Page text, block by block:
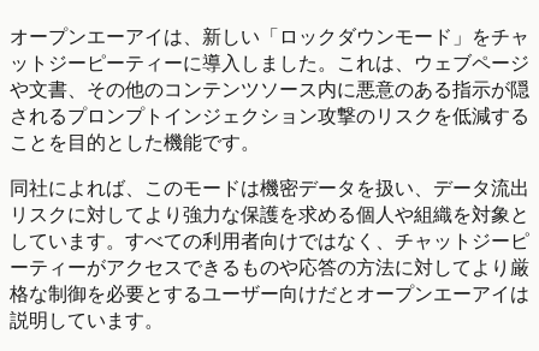
オープンエーアイは、新しい「ロックダウンモード」をチャ
ットジーピーティーに導入しました。これは、ウェブページ
や文書、その他のコンテンツソース内に悪意のある指示が隠
されるプロンプトインジェクション攻撃のリスクを低減する
ことを目的とした機能です。
同社によれば、このモードは機密データを扱い、データ流出
リスクに対してより強力な保護を求める個人や組織を対象と
しています。すべての利用者向けではなく、チャットジーピ
ーティーがアクセスできるものや応答の方法に対してより厳
格な制御を必要とするユーザー向けだとオープンエーアイは
説明しています。